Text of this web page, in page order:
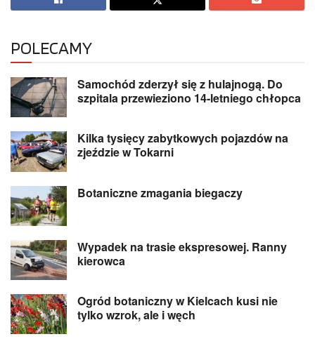
POLECAMY
Samochód zderzył się z hulajnogą. Do
szpitala przewieziono 14-letniego chłopca
Kilka tysięcy zabytkowych pojazdów na
zjeździe w Tokarni
Botaniczne zmagania biegaczy
Wypadek na trasie ekspresowej. Ranny
kierowca
Ogród botaniczny w Kielcach kusi nie
tylko wzrok, ale i węch